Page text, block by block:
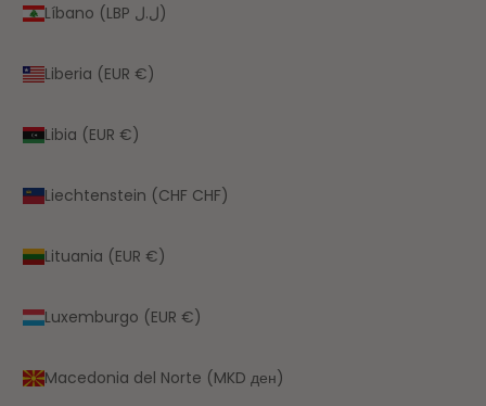
Líbano (LBP ل.ل)
Liberia (EUR €)
Libia (EUR €)
Liechtenstein (CHF CHF)
Lituania (EUR €)
Luxemburgo (EUR €)
Macedonia del Norte (MKD ден)